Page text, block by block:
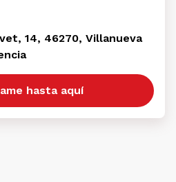
14, 46270, Villanueva
hasta aquí